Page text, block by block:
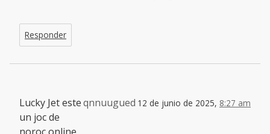
Responder
qnnuugued 12 de junio de 2025, 8:27 am
Lucky Jet este
un joc de